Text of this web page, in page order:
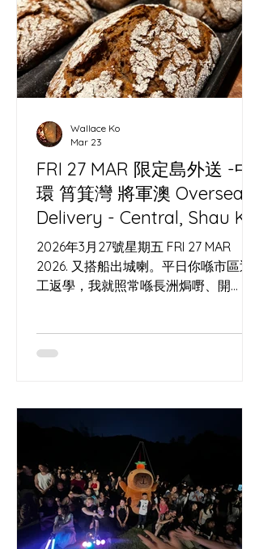
FRI 27 MAR 限定島外送 -中
環 筲箕灣 將軍澳 Oversea
Delivery - Central, Shau Kei
Wan, Tseung Kwan O
2026年3月27號星期五 FRI 27 MAR
2026. 又搭船出城喇。平日你喺市區返
工返學，我就照常喺長洲焗嘢、開
Wallace Ko
Mar 23